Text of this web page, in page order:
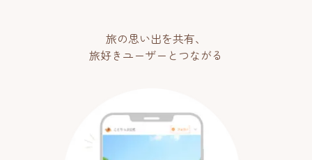
旅の思い出を共有、
旅好きユーザーとつながる